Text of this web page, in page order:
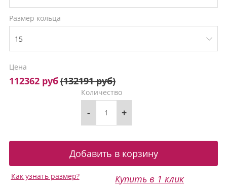
Размер кольца
Цена
112362 руб(132191 руб)
Количество
- +
Купить в 1 клик
Как узнать размер?